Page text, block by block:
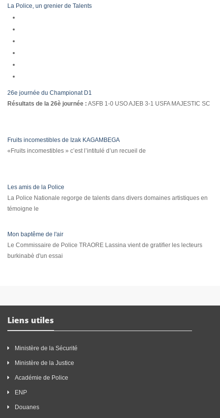
La Police, un grenier de Talents
26e journée du Championat D1
Résultats de la 26è journée : ASFB 1-0 USO AJEB 3-1 USFA MAJESTIC SC
Fruits incomestibles de Izak KAGAMBEGA
«Fruits incomestibles » c’est l’intitulé d’un recueil de
Les amis de la Police
La Police Nationale regorge de talents dans divers domaines artistiques en
témoigne le
Mon baptême de l'air
Le Commissaire de Police TRAORE Lassina vient de gratifier les lecteurs
burkinabè d'un essai
Liens utiles
Ministère de la Sécurité
Ministère de la Justice
Académie de Police
ENP
Douanes